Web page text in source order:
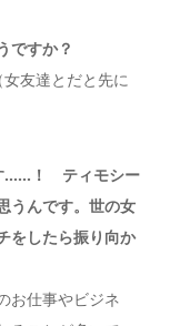
ですか？
友達とだと先に
……！ ティモシー
うんです。世の女
をしたら振り向か
お仕事やビジネ